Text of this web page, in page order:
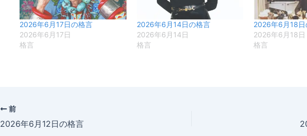
2026年6月17日の格言
2026年6月17日
格言
2026年6月14日の格言
2026年6月14日
格言
2026年6月18日
2026年6月18日
格言
前
2026年6月12日の格言